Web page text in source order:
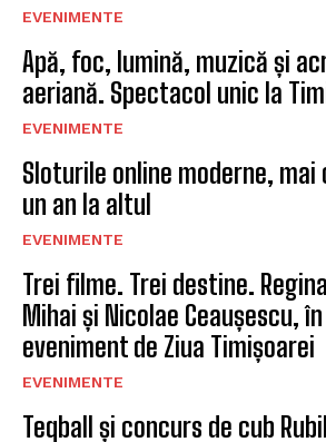
EVENIMENTE
Apă, foc, lumină, muzică și
aeriană. Spectacol unic la
EVENIMENTE
Sloturile online moderne, mai
un an la altul
EVENIMENTE
Trei filme. Trei destine.
Mihai și Nicolae Ceaușescu,
eveniment de Ziua Timișoarei
EVENIMENTE
Teqball și concurs de cub